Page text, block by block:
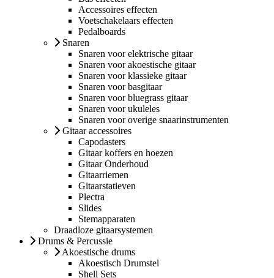
Accessoires effecten
Voetschakelaars effecten
Pedalboards
Snaren
Snaren voor elektrische gitaar
Snaren voor akoestische gitaar
Snaren voor klassieke gitaar
Snaren voor basgitaar
Snaren voor bluegrass gitaar
Snaren voor ukuleles
Snaren voor overige snaarinstrumenten
Gitaar accessoires
Capodasters
Gitaar koffers en hoezen
Gitaar Onderhoud
Gitaarriemen
Gitaarstatieven
Plectra
Slides
Stemapparaten
Draadloze gitaarsystemen
Drums & Percussie
Akoestische drums
Akoestisch Drumstel
Shell Sets